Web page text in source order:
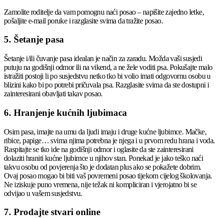
Zamolite roditelje da vam pomognu naći posao – napišite zajedno letke,
pošaljite e-mail poruke i razglasite svima da tražite posao.
5. Šetanje pasa
Šetanje i/ili čuvanje pasa idealan je način za zaradu. Možda vaši susjedi
putuju na godišnji odmor ili na vikend, a ne žele voditi psa. Pokušajte malo
istražiti postoji li po susjedstvu netko tko bi volio imati odgovornu osobu u
blizini kako bi po potrebi pričuvala psa. Razglasite svima da ste dostupni i
zainteresirani obavljati takav posao.
6. Hranjenje kućnih ljubimaca
Osim pasa, imajte na umu da ljudi imaju i druge kućne ljubimce. Mačke,
ribice, papige… svima njima potrebna je njega i u prvom redu hrana i voda.
Raspitajte se tko ide na godišnji odmor i oglasite da ste zainteresirani
dolaziti hraniti kućne ljubimce u njihov stan. Ponekad je jako teško naći
takvu osobu od povjerenja što je dodatan plus ako se pokažete dobrim.
Ovaj posao mogao bi biti vaš povremeni posao tijekom cijelog školovanja.
Ne iziskuje puno vremena, nije težak ni kompliciran i vjerojatno bi se
odvijao u vašem susjedstvu.
7. Prodajte stvari online